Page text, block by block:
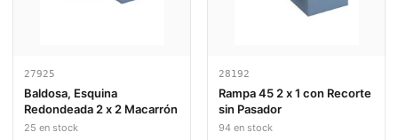
27925
Baldosa, Esquina
Redondeada 2 x 2 Macarrón
25 en stock
28192
Rampa 45 2 x 1 con Recorte
sin Pasador
94 en stock